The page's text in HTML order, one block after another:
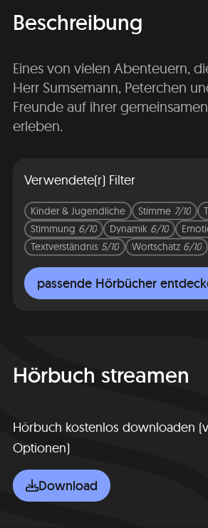
Beschreibung
Eines von vielen Abenteuern,
Herr Sumsemann, Peterchen
Freunde auf ihrer
erleben.
Verwendete(r) Filter
Kinder & Jugendliche Stimme 7/10
Stimmung 6/10 Dynamik 6/10
Textverständnis 5/10 Wortschatz 6/10
passende Hörbücher
Hörbuch streamen
Hörbuch kostenlos downloaden
Optionen)
Download